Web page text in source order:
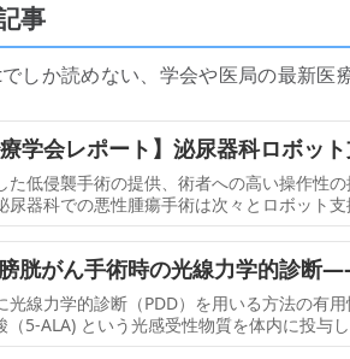
事
しか読めない、学会や医局の最新医
療学会レポート】泌尿器科ロボ
字）
た低侵襲手術の提供、術者への高い操作性
尿器科での悪性腫瘍手術は次々とロボット
が間近に迫っている。国立がん研究センタ
膀胱がん手術時の光線力学的診
光線力学的診断（PDD）を用いる方法の有
（5-ALA) という光感受性物質を体内に投与
ある。現在、膀胱がんに対しては内視鏡と